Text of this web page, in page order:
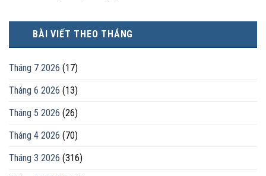
BÀI VIẾT THEO THÁNG
Tháng 7 2026 (17)
Tháng 6 2026 (13)
Tháng 5 2026 (26)
Tháng 4 2026 (70)
Tháng 3 2026 (316)